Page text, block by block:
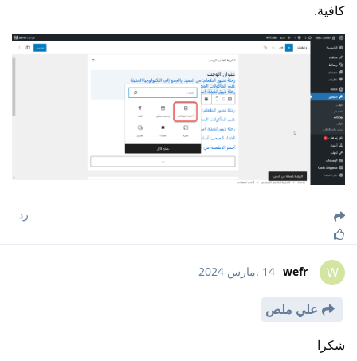
كافية.
رد
W
wefr 14 .مارس 2024
علي ملص
شكرا